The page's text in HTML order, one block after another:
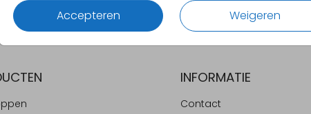
Accepteren Weigeren
INFORMATIE
Contact